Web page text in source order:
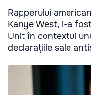
Rapperului
Kanye West, i-a
Unit în contextul
declarațiile sale